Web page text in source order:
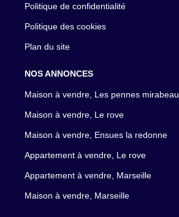
Politique de confidentialité
Politique des cookies
Plan du site
NOS ANNONCES
Maison à vendre, Les pennes mirabeau
Maison à vendre, Le rove
Maison à vendre, Ensues la redonne
Appartement à vendre, Le rove
Appartement à vendre, Marseille
Maison à vendre, Marseille